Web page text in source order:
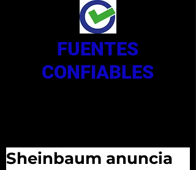
FUENTES
CONFIABLES
Sheinbaum anuncia